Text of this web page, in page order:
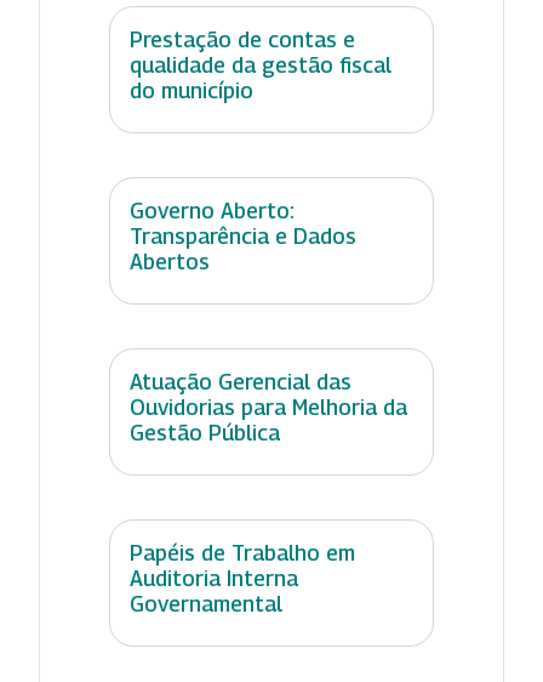
Prestação de contas e
qualidade da gestão fiscal
do município
Governo Aberto:
Transparência e Dados
Abertos
Atuação Gerencial das
Ouvidorias para Melhoria da
Gestão Pública
Papéis de Trabalho em
Auditoria Interna
Governamental